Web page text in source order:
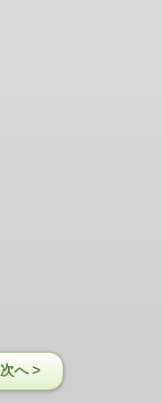
次へ >